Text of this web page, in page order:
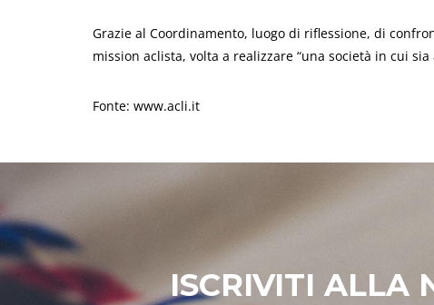
Grazie al Coordinamento, luogo di riflessione, di
mission aclista, volta a realizzare “una società in cui
Fonte: www.acli.it
ISCRIVITI ALLA